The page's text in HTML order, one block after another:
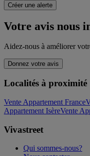
Créer une alerte
Votre avis nous
Aidez-nous à améliorer
Donnez votre avis
Localités à proximité
Vente Appartement France
Appartement IsèreVente
Vivastreet
Qui sommes-nous?